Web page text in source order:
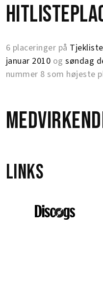
6 placeringer på
januar 2010 ogsøndag
nummer 8 som højeste
Links